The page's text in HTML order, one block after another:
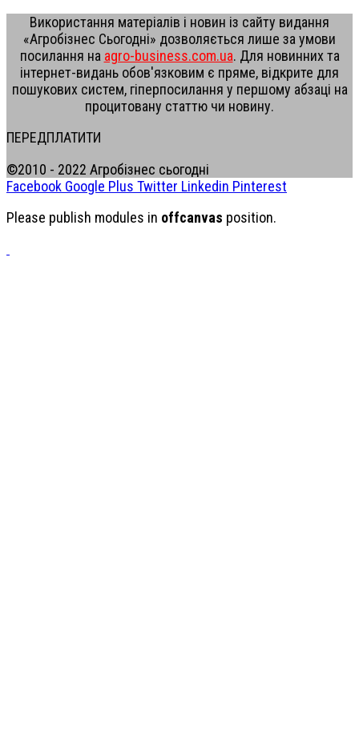
Використання матеріалів і новин із сайту видання
«Агробізнес Сьогодні» дозволяється лише за умови
посилання на agro-business.com.ua. Для новинних та
інтернет-видань обов'язковим є пряме, відкрите для
пошукових систем, гіперпосилання у першому абзаці на
процитовану статтю чи новину.
ПЕРЕДПЛАТИТИ
©2010 - 2022 Агробізнес сьогодні
Facebook Google Plus Twitter Linkedin Pinterest
Please publish modules in offcanvas position.